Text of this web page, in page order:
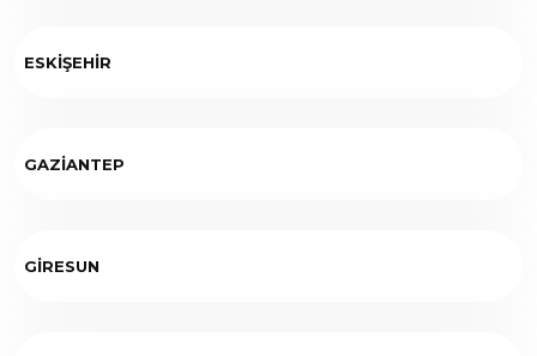
ESKİŞEHİR
GAZİANTEP
GİRESUN